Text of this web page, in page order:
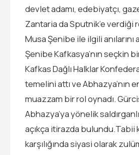
devlet adamı, edebiyatçı,
Zantaria da Sputnik’e verdiği
Musa Şenibe ile ilgili anılarını
Şenibe Kafkasya’nın seçkin
Kafkas Dağlı Halklar
temelini attı ve Abhazya’nın
muazzam bir rol oynadı.
Abhazya’ya yönelik
açıkça itirazda bulundu.Tabii
karşılığında siyasi olarak